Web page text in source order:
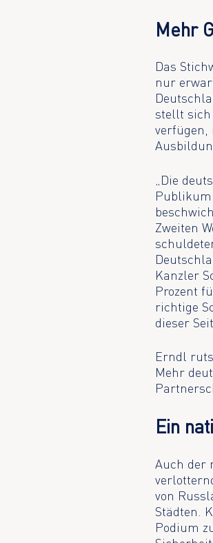
Mehr
Das
nur
stellt sich
verfügen,
„Die
Zweiten
Kanzler
Prozent
richtige
dieser
Erndl
Mehr
Ein
Auch der
von
Städten.
Podium